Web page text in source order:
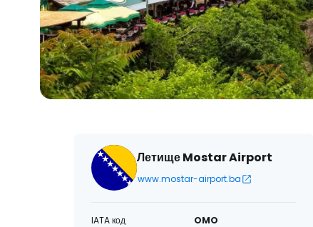
Летище Mostar Airport
www.mostar-airport.ba
IATA код
OMO